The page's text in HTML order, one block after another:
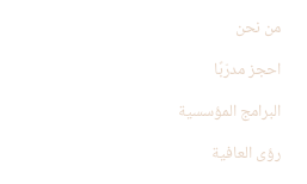
من نحن
احجز مدرّبًا
البرامج المؤسسية
رؤى العافية